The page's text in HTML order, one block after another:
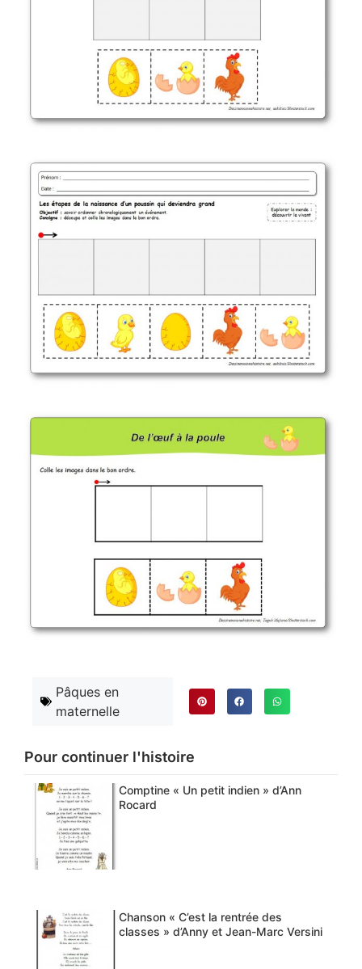
Pâques en
maternelle
Pour continuer l'histoire
Comptine « Un petit indien » d’Ann
Rocard
Chanson « C’est la rentrée des
classes » d’Anny et Jean-Marc Versini